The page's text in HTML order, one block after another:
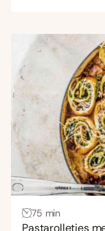
Zoete
Keuken
Aziatisch
Italiaans
Mexicaans
Midden-Oosters
75 min
Pastarolletjes